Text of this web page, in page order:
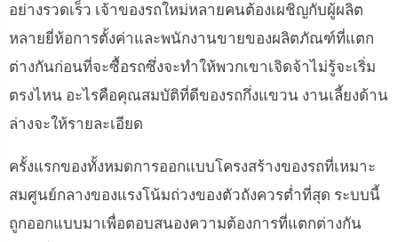
อย่างรวดเร็ว เจ้าของรถใหม่หลายคนต้องเผชิญกับผู้ผลิต
หลายยี่ห้อการตั้งค่าและพนักงานขายของผลิตภัณฑ์ที่แตก
ต่างกันก่อนที่จะซื้อรถซึ่งจะทำให้พวกเขาเจิดจ้าไม่รู้จะเริ่ม
ตรงไหน อะไรคือคุณสมบัติที่ดีของรถกึ่งแขวน งานเลี้ยงด้าน
ล่างจะให้รายละเอียด
ครั้งแรกของทั้งหมดการออกแบบโครงสร้างของรถที่เหมาะ
สมศูนย์กลางของแรงโน้มถ่วงของตัวถังควรต่ำที่สุด ระบบนี้
ถูกออกแบบมาเพื่อตอบสนองความต้องการที่แตกต่างกัน